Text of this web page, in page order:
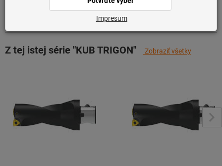
Z tej istej série "KUB TRIGON" Zobraziť všetky